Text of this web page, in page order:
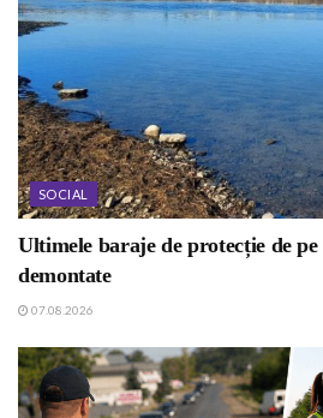
SOCIAL
Ultimele baraje de protecție de
demontate
07.08.2026